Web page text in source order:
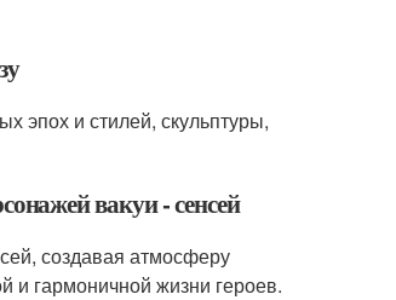
эпох и стилей, скульптуры,
вакуи - сенсей
создавая атмосферу
и гармоничной жизни героев.